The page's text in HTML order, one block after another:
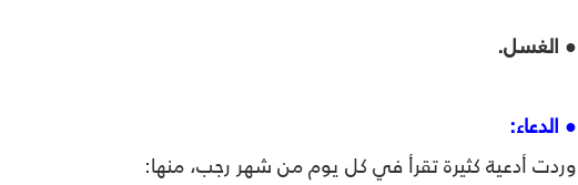
● الغسل.
● الدعاء:
وردت أدعية كثيرة تقرأ في كل يوم من شهر رجب، منها: